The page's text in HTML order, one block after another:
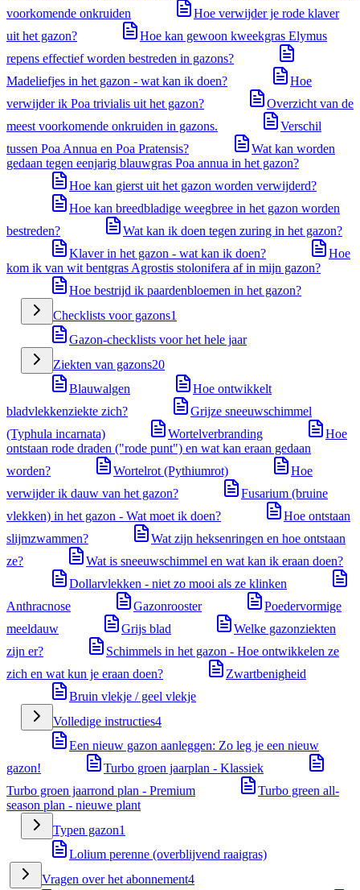
voorkomende onkruiden
Hoe verwijder je rode klaver
uit het gazon?
Hoe kan gewoon kweekgras Elymus
repens effectief worden bestreden in gazons?
Madeliefjes in het gazon - wat kan ik doen?
Hoe
verwijder ik Poa trivialis uit het gazon?
Overzicht van de
meest voorkomende onkruiden in gazons.
Verschil
tussen Poa Annua en Poa Pratensis?
Wat kan worden
gedaan tegen eenjarig blauwgras Poa annua in het gazon?
Hoe kan gierst uit het gazon worden verwijderd?
Hoe kan breedbladige weegbree in het gazon worden
bestreden?
Wat kan ik doen tegen zuring in het gazon?
Klaver in het gazon - wat kan ik doen?
Hoe
kom ik van wit bentgras Agrostis stolonifera af in mijn gazon?
Hoe bestrijd ik paardenbloemen in het gazon?
Checklists voor gazons1
Gazon-checklists voor het hele jaar
Ziekten van gazons20
Blauwalgen
Hoe ontwikkelt
bladvlekkenziekte zich?
Grijze sneeuwschimmel
(Typhula incarnata)
Wortelverbranding
Hoe
ontstaan rode draden ("rode punt") en wat kan eraan gedaan
worden?
Wortelrot (Pythiumrot)
Hoe
verwijder ik dauw van het gazon?
Fusarium (bruine
vlekken) in het gazon - Wat moet ik doen?
Hoe ontstaan
slijmzwammen?
Wat zijn heksenringen en hoe ontstaan
ze?
Wat is sneeuwschimmel en wat kan ik eraan doen?
Dollarvlekken - niet zo mooi als ze klinken
Anthracnose
Gazonrooster
Poedervormige
meeldauw
Grijs blad
Welke gazonziekten
zijn er?
Schimmels in het gazon - Hoe ontwikkelen ze
zich en wat kun je eraan doen?
Zwartbenigheid
Bruin vlekje / geel vlekje
Volledige instructies4
Een nieuw gazon aanleggen: Zo leg je een nieuw
gazon!
Turbo groen jaarplan - Klassiek
Turbo groen jaarrond plan - Premium
Turbo green all-
season plan - nieuwe plant
Typen gazon1
Lolium perenne (overblijvend raaigras)
Vragen over het abonnement4